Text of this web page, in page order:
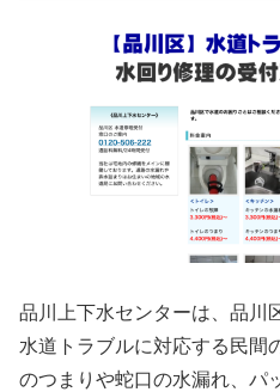
品川上下水センターは、品川
水道トラブルに対応する民間
のつまりや蛇口の水漏れ、パ